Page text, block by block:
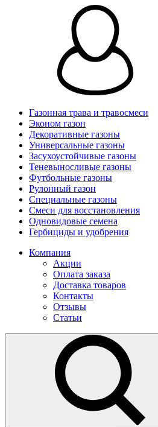
Газонная трава и травосмеси
Эконом газон
Декоративные газоны
Универсальные газоны
Засухоустойчивые газоны
Теневыносливые газоны
Футбольные газоны
Рулонный газон
Специальные газоны
Смеси для восстановления
Одновидовые семена
Гербициды и удобрения
Компания
Акции
Оплата заказа
Доставка товаров
Контакты
Отзывы
Статьи